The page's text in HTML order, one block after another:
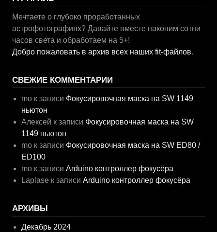
Мечтаете о глубоко проработанных
астрофотографиях? Давайте вместе накопим сотни
часов света и обработаем на 5+!
Добро пожаловать в архив всех наших fit-файлов.
СВЕЖИЕ КОММЕНТАРИИ
mo к записи Фокусировочная маска на SW 1149
ньютон
Алексей к записи Фокусировочная маска на SW
1149 ньютон
mo к записи Фокусировочная маска на SW ED80 /
ED100
mo к записиArduino контроллер фокусёра
Laplase к записиArduino контроллер фокусёра
АРХИВЫ
Декабрь 2024